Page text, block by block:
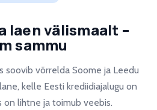
laen välismaalt –
sammu
soovib võrrelda Soome ja Leedu
kelle Eesti krediidiajalugu on
on lihtne ja toimub veebis.